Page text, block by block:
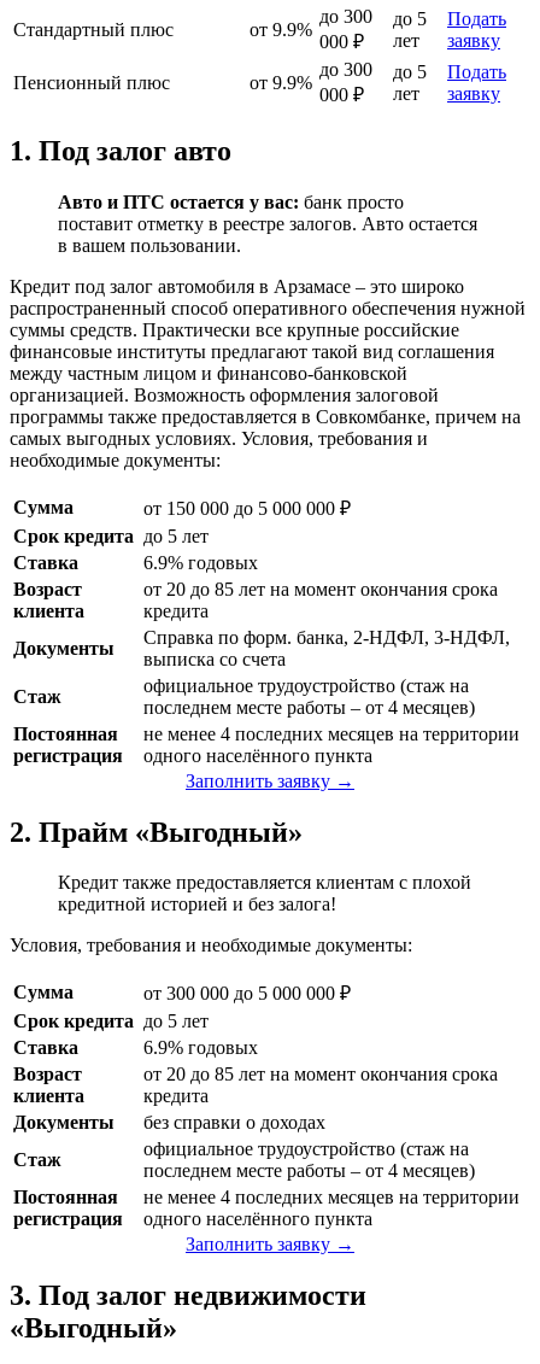
Стандартный плюс от 9.9%
до 300
000 ₽
до 5
лет
Подать
заявку
Пенсионный плюс от 9.9%
до 300
000 ₽
до 5
лет
Подать
заявку
1. Под залог авто
Авто и ПТС остается у вас: банк просто
поставит отметку в реестре залогов. Авто остается
в вашем пользовании.
Кредит под залог автомобиля в Арзамасе – это широко
распространенный способ оперативного обеспечения нужной
суммы средств. Практически все крупные российские
финансовые институты предлагают такой вид соглашения
между частным лицом и финансово-банковской
организацией. Возможность оформления залоговой
программы также предоставляется в Совкомбанке, причем на
самых выгодных условиях. Условия, требования и
необходимые документы:
Сумма
от 150 000 до 5 000 000 ₽
Срок кредита до 5 лет
Ставка
6.9% годовых
Возраст
клиента
от 20 до 85 лет на момент окончания срока
кредита
Документы
Справка по форм. банка, 2-НДФЛ, 3-НДФЛ,
выписка со счета
Стаж
официальное трудоустройство (стаж на
последнем месте работы – от 4 месяцев)
Постоянная
регистрация
не менее 4 последних месяцев на территории
одного населённого пункта
Заполнить заявку →
2. Прайм «Выгодный»
Кредит также предоставляется клиентам с плохой
кредитной историей и без залога!
Условия, требования и необходимые документы:
Сумма
от 300 000 до 5 000 000 ₽
Срок кредита до 5 лет
Ставка
6.9% годовых
Возраст
клиента
от 20 до 85 лет на момент окончания срока
кредита
Документы
без справки о доходах
Стаж
официальное трудоустройство (стаж на
последнем месте работы – от 4 месяцев)
Постоянная
регистрация
не менее 4 последних месяцев на территории
одного населённого пункта
Заполнить заявку →
3. Под залог недвижимости
«Выгодный»